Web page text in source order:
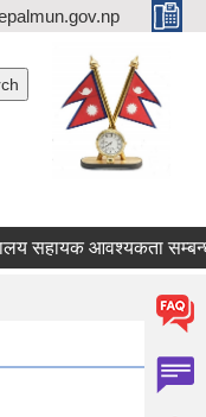
सहायक आवश्यकता सम्बन्धमा